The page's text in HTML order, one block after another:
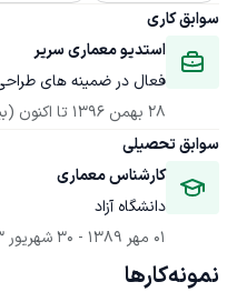
سوابق کاری
استدیو معماری سریر
فعال در ضمینه های
28 بهمن 1396
تا اکنون
سوابق تحصیلی
کارشناس معماری
دانشگاه آزاد
01 مهر 1389
- 30 شهریور 1393
نمونه‌کارها